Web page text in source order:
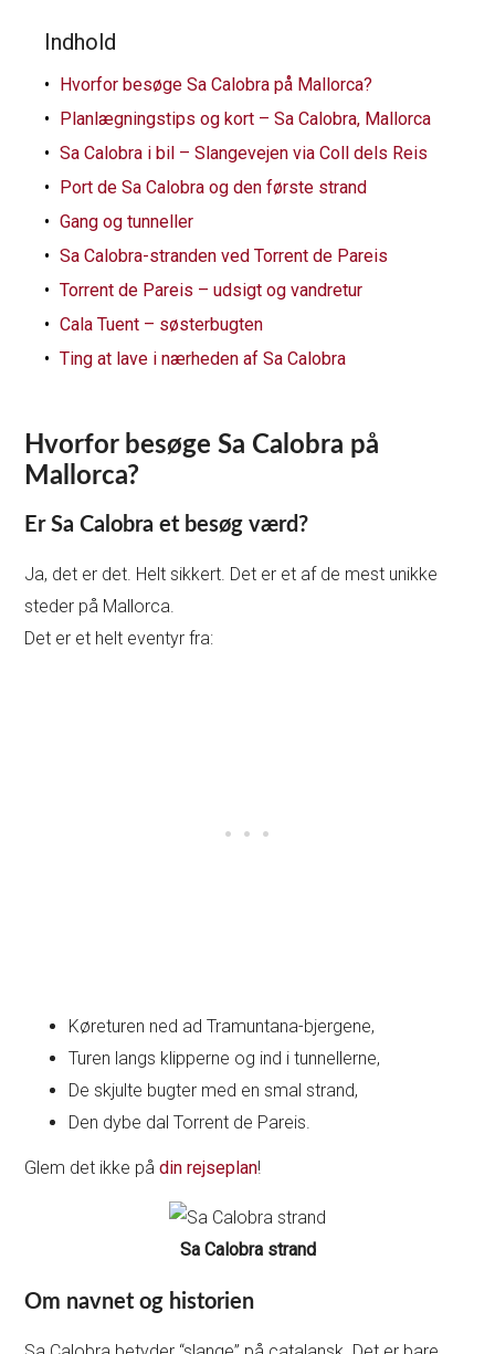
Indhold
Hvorfor besøge Sa Calobra på Mallorca?
Planlægningstips og kort – Sa Calobra, Mallorca
Sa Calobra i bil – Slangevejen via Coll dels Reis
Port de Sa Calobra og den første strand
Gang og tunneller
Sa Calobra-stranden ved Torrent de Pareis
Torrent de Pareis – udsigt og vandretur
Cala Tuent – søsterbugten
Ting at lave i nærheden af Sa Calobra
Hvorfor besøge Sa Calobra på
Mallorca?
Er Sa Calobra et besøg værd?
Ja, det er det. Helt sikkert. Det er et af de mest unikke
steder på Mallorca.
Det er et helt eventyr fra:
Køreturen ned ad Tramuntana-bjergene,
Turen langs klipperne og ind i tunnellerne,
De skjulte bugter med en smal strand,
Den dybe dal Torrent de Pareis.
Glem det ikke pådin rejseplan!
Sa Calobra strand
Om navnet og historien